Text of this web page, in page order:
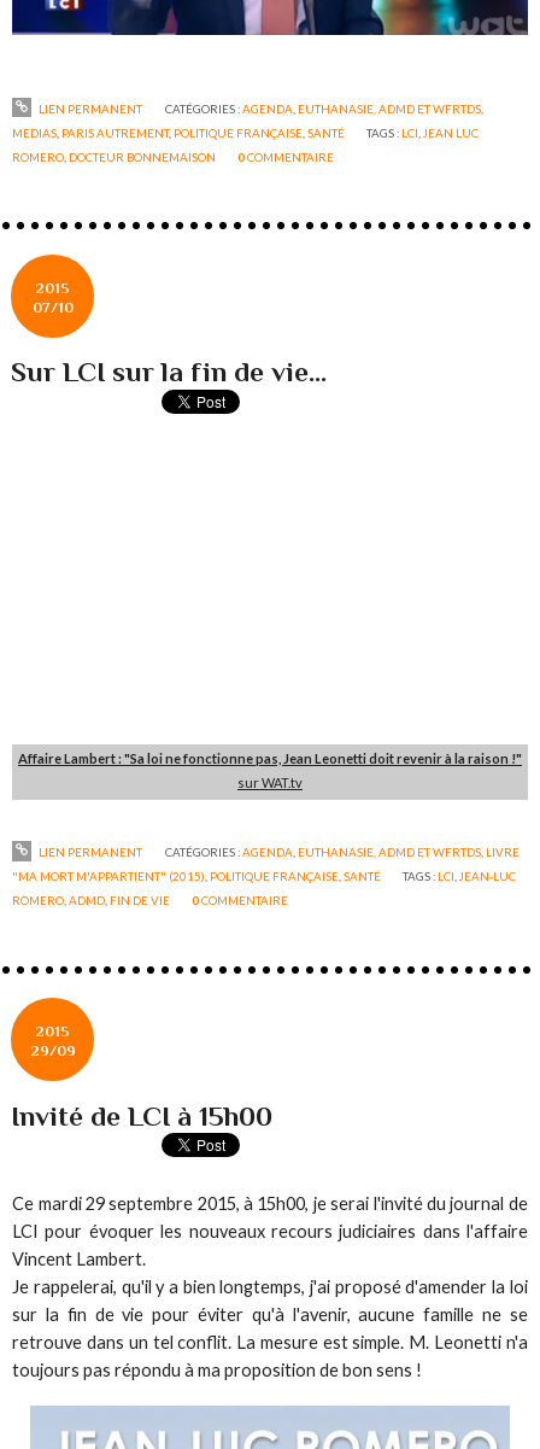
LIEN PERMANENT CATÉGORIES :AGENDA EUTHANASIE, ADMD ET WFRTDS,
MEDIAS PARIS AUTREMENT, POLITIQUE FRANÇAISE ,SANTÉ TAGS : LCI JEAN LUC
ROMERO DOCTEUR BONNEMAISON 0COMMENTAIRE
2015
07/10
Sur LCI sur la fin de vie...
Affaire Lambert : "Sa loi ne fonctionne pas, Jean Leonetti doit revenir à la raison !"
sur WAT.tv
LIEN PERMANENT CATÉGORIES :AGENDA EUTHANASIE, ADMD ET WFRTDS, LIVRE
"MA MORT M'APPARTIENT" (2015) POLITIQUE FRANÇAISE ,SANTÉ TAGS : LCI JEAN-LUC
ROMERO ,ADMD FIN DE VIE 0COMMENTAIRE
2015
29/09
Invité de LCI à 15h00
Ce mardi 29 septembre 2015, à 15h00, je serai l'invité du journal de
LCI pour évoquer les nouveaux recours judiciaires dans l'affaire
Vincent Lambert.
Je rappelerai, qu'il y a bien longtemps, j'ai proposé d'amender la loi
sur la fin de vie pour éviter qu'à l'avenir, aucune famille ne se
retrouve dans un tel conflit. La mesure est simple. M. Leonetti n'a
toujours pas répondu à ma proposition de bon sens !